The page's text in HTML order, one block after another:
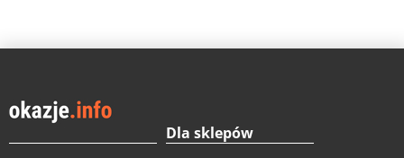
Dla sklepów